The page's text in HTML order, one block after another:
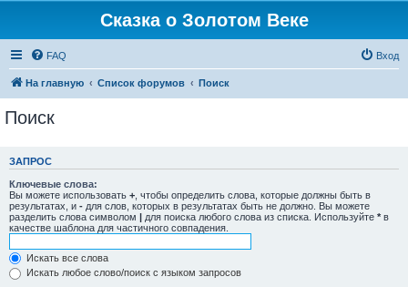
Сказка о Золотом Веке
FAQ Вход
На главную Список форумов Поиск
Поиск
ЗАПРОС
Ключевые слова:
Вы можете использовать + , чтобы определить слова, которые должны быть в
результатах, и - для слов, которых в результатах быть не должно. Вы можете
разделить слова символом | для поиска любого слова из списка. Используйте * в
качестве шаблона для частичного совпадения.
Искать все слова
Искать любое слово/поиск с языком запросов